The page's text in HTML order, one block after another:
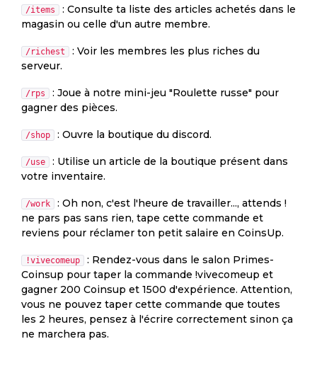
/items
: Consulte ta liste des articles achetés dans le
magasin ou celle d'un autre membre.
/richest
: Voir les membres les plus riches du
serveur.
/rps
: Joue à notre mini-jeu "Roulette russe" pour
gagner des pièces.
/shop : Ouvre la boutique du discord.
/use
: Utilise un article de la boutique présent dans
votre inventaire.
/work
: Oh non, c'est l'heure de travailler..., attends !
ne pars pas sans rien, tape cette commande et
reviens pour réclamer ton petit salaire en CoinsUp.
!vivecomeup
: Rendez-vous dans le salon Primes-
Coinsup pour taper la commande !vivecomeup et
gagner 200 Coinsup et 1500 d'expérience. Attention,
vous ne pouvez taper cette commande que toutes
les 2 heures, pensez à l'écrire correctement sinon ça
ne marchera pas.